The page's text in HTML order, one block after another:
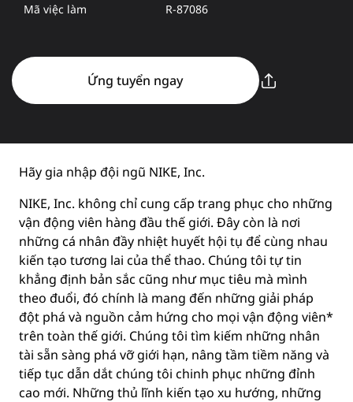
Mã việc làm R-87086
Ứng tuyển ngay
Hãy gia nhập đội ngũ NIKE, Inc.
NIKE, Inc. không chỉ cung cấp trang phục cho những
vận động viên hàng đầu thế giới. Đây còn là nơi
những cá nhân đầy nhiệt huyết hội tụ để cùng nhau
kiến tạo tương lai của thể thao. Chúng tôi tự tin
khẳng định bản sắc cũng như mục tiêu mà mình
theo đuổi, đó chính là mang đến những giải pháp
đột phá và nguồn cảm hứng cho mọi vận động viên*
trên toàn thế giới. Chúng tôi tìm kiếm những nhân
tài sẵn sàng phá vỡ giới hạn, nâng tầm tiềm năng và
tiếp tục dẫn dắt chúng tôi chinh phục những đỉnh
cao mới. Những thủ lĩnh kiến tạo xu hướng, những